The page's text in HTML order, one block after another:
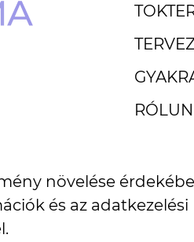
MIÉRT
növelése
és az adatkezelési